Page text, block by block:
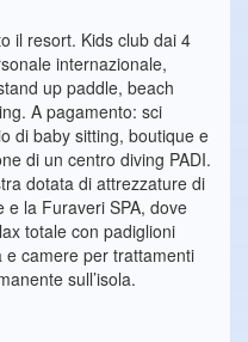
il resort. Kids club dai 4
internazionale,
up paddle, beach
A pagamento: sci
di baby sitting, boutique e
di un centro diving PADI.
dotata di attrezzature di
e la Furaveri SPA, dove
totale con padiglioni
e camere per trattamenti
sull’isola.